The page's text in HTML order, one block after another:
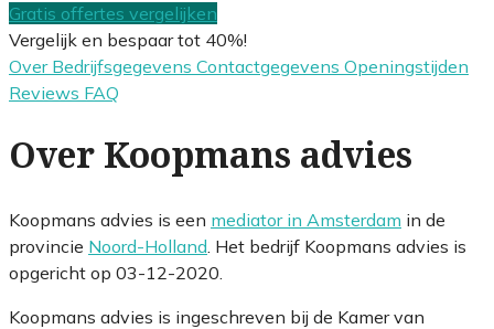
Gratis offertes vergelijken
Vergelijk en bespaar tot 40%!
Over Bedrijfsgegevens Contactgegevens Openingstijden
Reviews FAQ
Over Koopmans advies
Koopmans advies is een mediator in Amsterdam in de
provincie Noord-Holland . Het bedrijf Koopmans advies is
opgericht op 03-12-2020.
Koopmans advies is ingeschreven bij de Kamer van